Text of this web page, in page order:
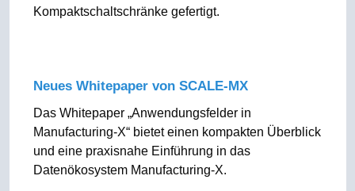
Kompaktschaltschränke gefertigt.
Neues Whitepaper von SCALE-MX
Das Whitepaper „Anwendungsfelder in
Manufacturing-X“ bietet einen kompakten Überblick
und eine praxisnahe Einführung in das
Datenökosystem Manufacturing-X.